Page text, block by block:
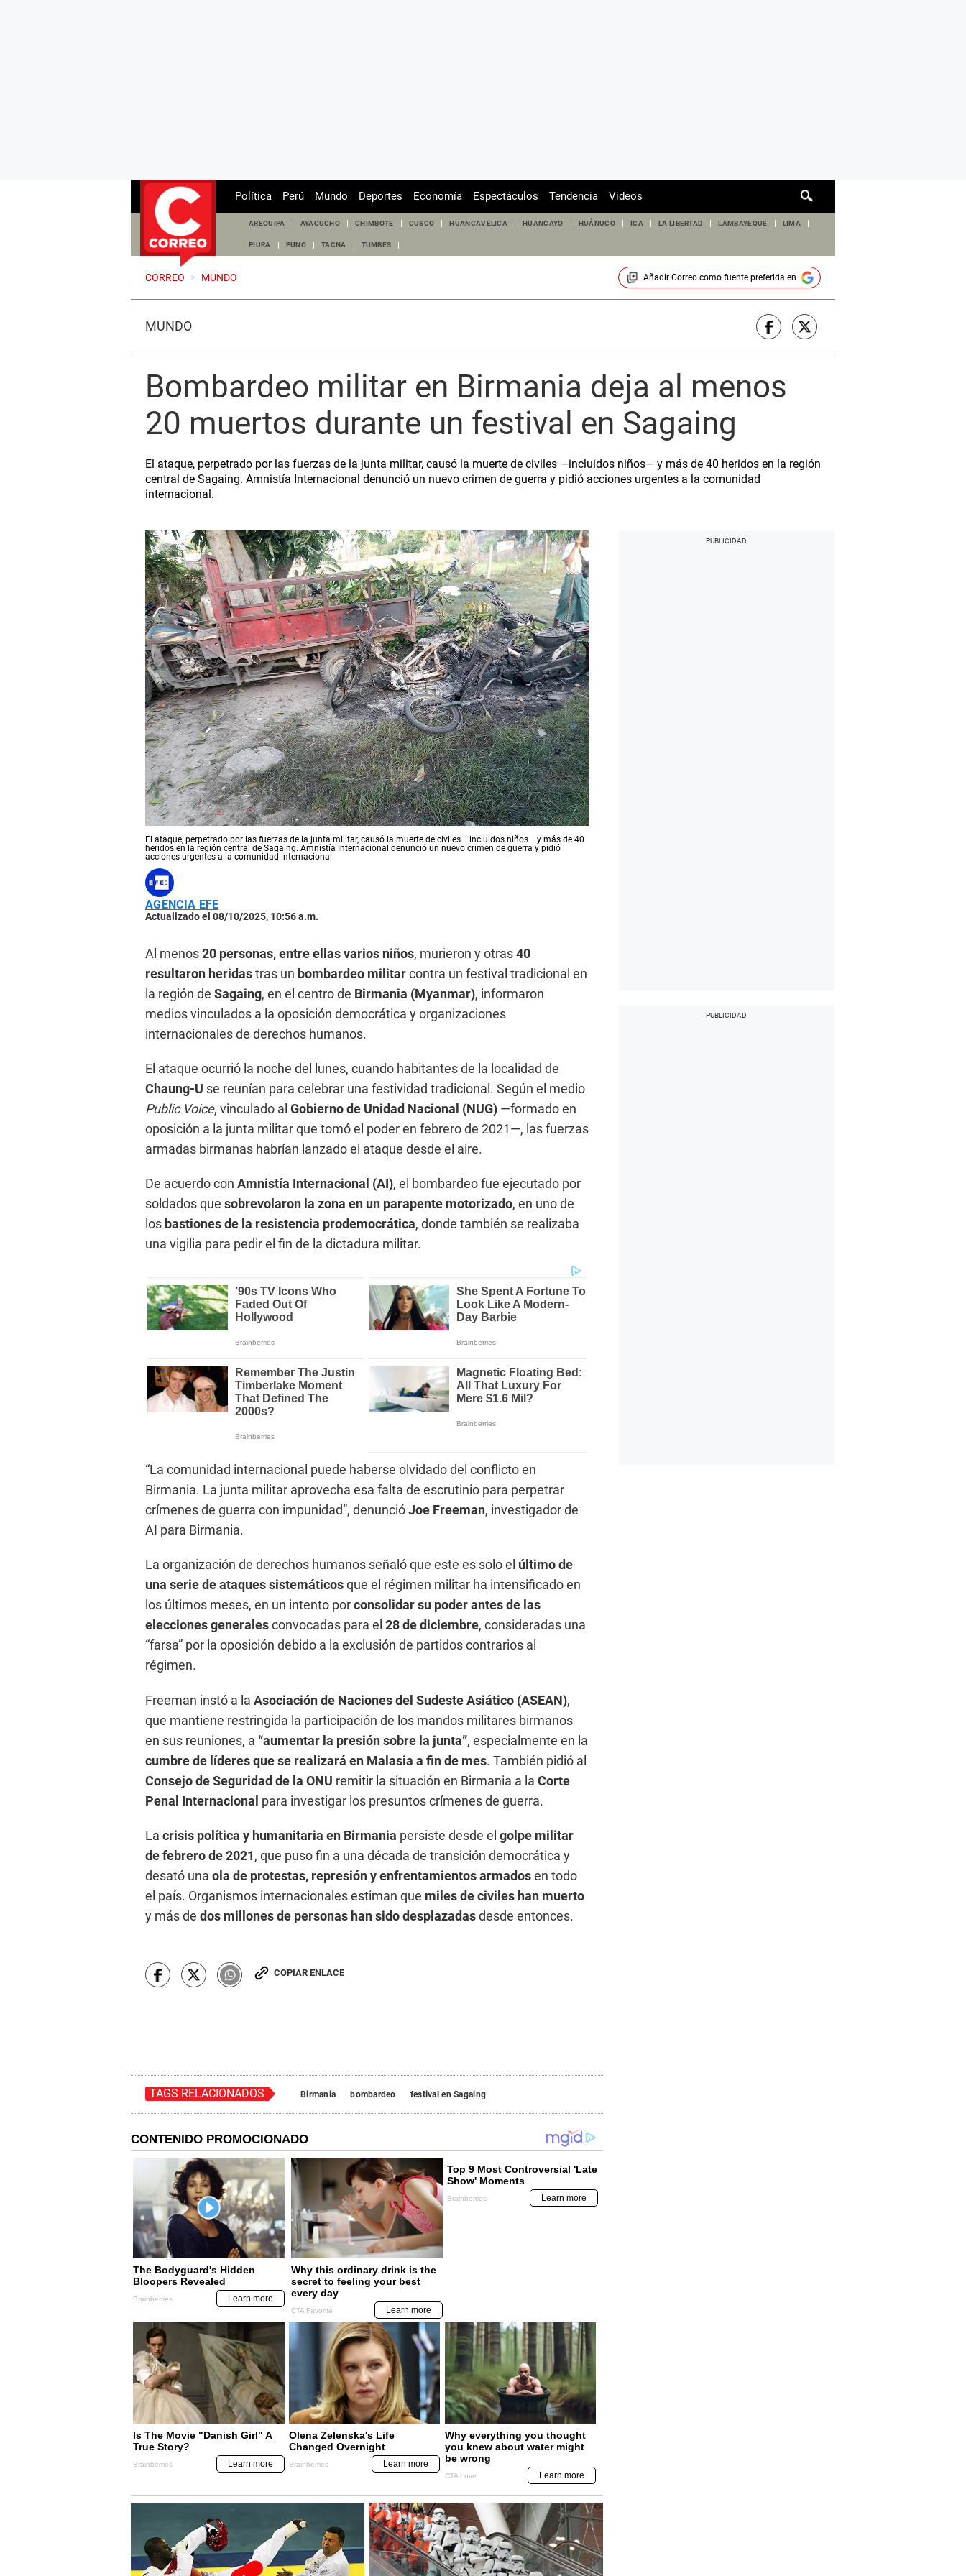
de
Política Perú Mundo Deportes Economía Espectáculos Tendencia Videos
AREQUIPA AYACUCHO CHIMBOTE CUSCO HUANCAVELICA HUANCAYO HUÁNUCO ICA LA LIBERTAD LAMBAYEQUE LIMA
PIURA PUNO TACNA TUMBES
CORREO > MUNDO Añadir Correocomo fuente preferida en
MUNDO
Bombardeo militar en Birmania deja al menos
20 muertos durante un festival en Sagaing
El ataque, perpetrado por las fuerzas de la junta militar, causó la muerte de civiles —incluidos niños— y más de 40 heridos en la región
central de Sagaing. Amnistía Internacional denunció un nuevo crimen de guerra y pidió acciones urgentes a la comunidad
internacional.
El ataque, perpetrado por las fuerzas de la junta militar, causó la muerte de civiles —incluidos niños— y más de 40
heridos en la región central de Sagaing. Amnistía Internacional denunció un nuevo crimen de guerra y pidió
acciones urgentes a la comunidad internacional.
AGENCIA EFE
Actualizado el 08/10/2025, 10:56 a.m.
Al menos20 personas, entre ellas varios niños, murieron y otras40
resultaron heridastras un bombardeo militarcontra un festival tradicional en
la región de Sagaing, en el centro de Birmania (Myanmar), informaron
medios vinculados a la oposición democrática y organizaciones
internacionales de derechos humanos.
El ataque ocurrió la noche del lunes, cuando habitantes de la localidad de
Chaung-U se reunían para celebrar una festividad tradicional. Según el medio
Public Voice, vinculado al Gobierno de Unidad Nacional (NUG) —formado en
oposición a la junta militar que tomó el poder en febrero de 2021—, las fuerzas
armadas birmanas habrían lanzado el ataque desde el aire.
De acuerdo con Amnistía Internacional (AI), el bombardeo fue ejecutado por
soldados que sobrevolaron la zona en un parapente motorizado, en uno de
los bastiones de la resistencia prodemocrática, donde también se realizaba
una vigilia para pedir el fin de la dictadura militar.
“La comunidad internacional puede haberse olvidado del conflicto en
Birmania. La junta militar aprovecha esa falta de escrutinio para perpetrar
crímenes de guerra con impunidad”, denuncióJoe Freeman, investigador de
AI para Birmania.
La organización de derechos humanos señaló que este es solo el último de
una serie de ataques sistemáticosque el régimen militar ha intensificado en
los últimos meses, en un intento porconsolidar su poder antes de las
elecciones generalesconvocadas para el 28 de diciembre, consideradas una
“farsa” por la oposición debido a la exclusión de partidos contrarios al
régimen.
Freeman instó a la Asociación de Naciones del Sudeste Asiático (ASEAN),
que mantiene restringida la participación de los mandos militares birmanos
en sus reuniones, a “aumentar la presión sobre la junta”, especialmente en la
cumbre de líderes que se realizará en Malasia a fin de mes. También pidió al
Consejo de Seguridad de la ONU remitir la situación en Birmania a la Corte
Penal Internacional para investigar los presuntos crímenes de guerra.
La crisis política y humanitaria en Birmania persiste desde el golpe militar
de febrero de 2021, que puso fin a una década de transición democrática y
desató una ola de protestas, represión y enfrentamientos armadosen todo
el país. Organismos internacionales estiman que miles de civiles han muerto
y más de dos millones de personas han sido desplazadasdesde entonces.
COPIAR ENLACE
TAGS RELACIONADOS Birmania bombardeo festival en Sagaing